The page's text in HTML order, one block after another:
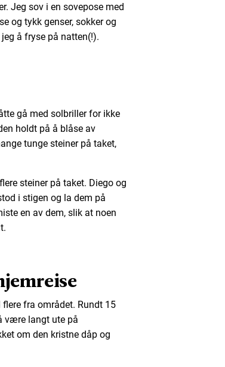
Jeg sov i en sovepose med
og tykk genser, sokker og
å fryse på natten(!).
gå med solbriller for ikke
holdt på å blåse av
tunge steiner på taket,
steiner på taket. Diego og
i stigen og la dem på
en av dem, slik at noen
fra området. Rundt 15
være langt ute på
om den kristne dåp og